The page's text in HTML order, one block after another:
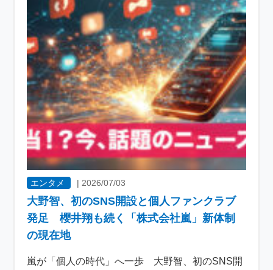
エンタメ | 2026/07/03
大野智、初のSNS開設と個人ファンクラブ
発足 櫻井翔も続く「株式会社嵐」新体制
の現在地
嵐が「個人の時代」へ一歩 大野智、初のSNS開